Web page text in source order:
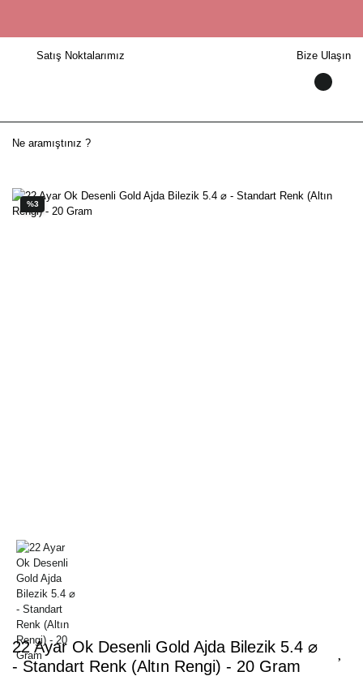
Satış Noktalarımız Bize Ulaşın
%3
22 Ayar Ok Desenli Gold Ajda Bilezik 5.4 ⌀
- Standart Renk (Altın Rengi) - 20 Gram